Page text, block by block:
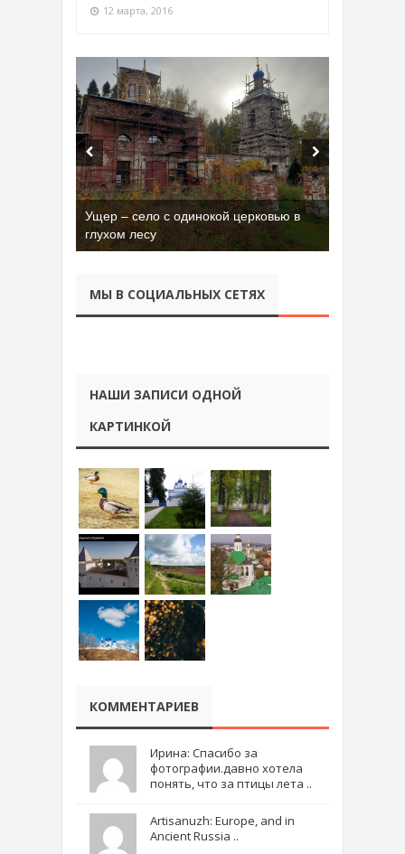
12 марта, 2016
Ущер – село с одинокой церковью в
глухом лесу
МЫ В СОЦИАЛЬНЫХ СЕТЯХ
НАШИ ЗАПИСИ ОДНОЙ
КАРТИНКОЙ
КОММЕНТАРИЕВ
Ирина: Спасибо за
фотографии.давно хотела
понять, что за птицы лета ..
Artisanuzh: Europe, and in
Ancient Russia ..